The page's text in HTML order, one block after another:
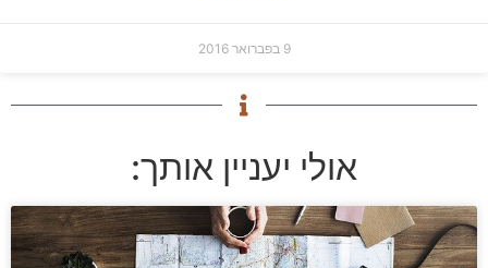
9 בפברואר 2016
אולי יעניין אותך: